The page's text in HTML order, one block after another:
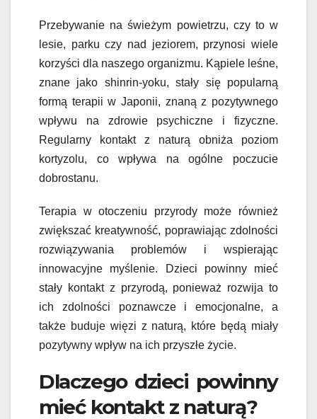
Przebywanie na świeżym powietrzu, czy to w
lesie, parku czy nad jeziorem, przynosi wiele
korzyści dla naszego organizmu. Kąpiele leśne,
znane jako shinrin-yoku, stały się popularną
formą terapii w Japonii, znaną z pozytywnego
wpływu na zdrowie psychiczne i fizyczne.
Regularny kontakt z naturą obniża poziom
kortyzolu, co wpływa na ogólne poczucie
dobrostanu.
Terapia w otoczeniu przyrody może również
zwiększać kreatywność, poprawiając zdolności
rozwiązywania problemów i wspierając
innowacyjne myślenie. Dzieci powinny mieć
stały kontakt z przyrodą, ponieważ rozwija to
ich zdolności poznawcze i emocjonalne, a
także buduje więzi z naturą, które będą miały
pozytywny wpływ na ich przyszłe życie.
Dlaczego dzieci powinny
mieć kontakt z naturą?